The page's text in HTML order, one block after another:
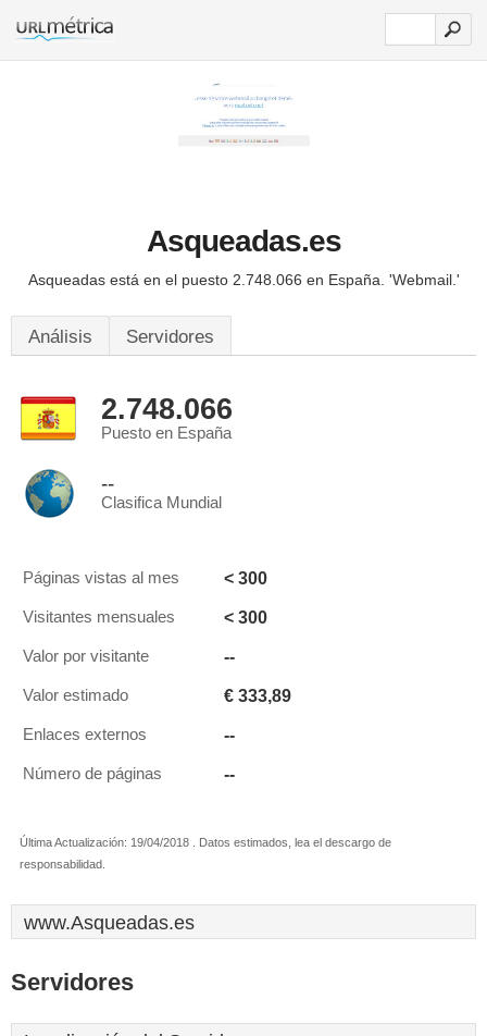
Asqueadas.es
Asqueadas está en el puesto 2.748.066 en España. 'Webmail.'
Análisis Servidores
2.748.066
Puesto en España
--
Clasifica Mundial
Páginas vistas al mes < 300
Visitantes mensuales < 300
Valor por visitante --
Valor estimado € 333,89
Enlaces externos --
Número de páginas --
Última Actualización: 19/04/2018 . Datos estimados, lea el descargo de
responsabilidad.
www.Asqueadas.es
Servidores